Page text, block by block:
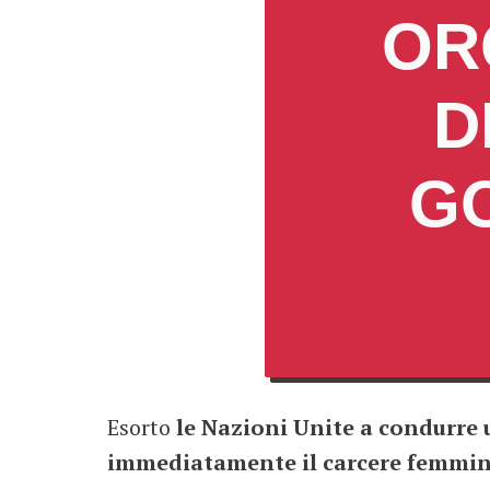
Esorto le Nazioni Unite a
immediatamente il carcere